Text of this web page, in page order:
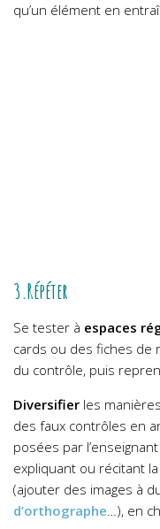
qu’un élément en
3.Répéter
Se tester à espaces
cards ou des fiches de
du contrôle, puis
Diversifier les
des faux contrôles en
posées par
expliquant ou récitant
(ajouter des images à
d’orthographe…), en